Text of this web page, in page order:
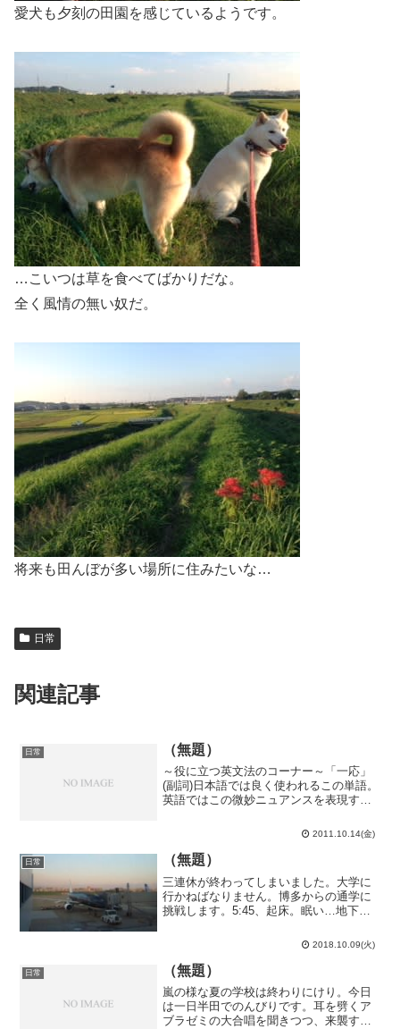
愛犬も夕刻の田園を感じているようです。
…こいつは草を食べてばかりだな。
全く風情の無い奴だ。
将来も田んぼが多い場所に住みたいな…
日常
関連記事
日常 （無題）
～役に立つ英文法のコーナー～「一応」
(副詞)日本語では良く使われるこの単語。
英語ではこの微妙ニュアンスを表現する
を取り出して英訳する事を考えてみまし
ょう。例文：「一応、私は女です。」訳
1“I am a w...
2011.10.14(金)
日常 （無題）
三連休が終わってしまいました。大学に
行かねばなりません。博多からの通学に
挑戦します。5:45、起床。眠い…地下通
に掛かって危うく列車を逃しそうになり
ましたが、どうにか6:09発福岡市営地下
鉄空港線福岡空港...
2018.10.09(火)
日常 （無題）
嵐の様な夏の学校は終わりにけり。今日
は一日半田でのんびりです。耳を劈くア
ブラゼミの大合唱を聞きつつ、来襲する